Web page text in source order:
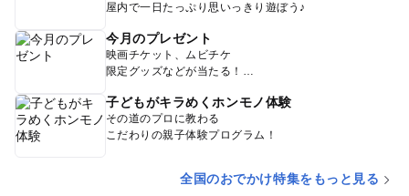
屋内で一日たっぷり思いっきり遊ぼう♪
今月のプレゼント
映画チケット、ムビチケ
限定グッズなどが当たる！
子どもがキラめくホンモノ体験
その道のプロに教わる
こだわりの親子体験プログラム！
全国のおでかけ特集をもっと見る